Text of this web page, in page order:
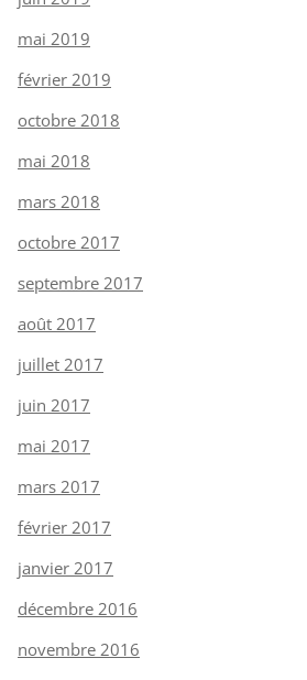
mai 2019
février 2019
octobre 2018
mai 2018
mars 2018
octobre 2017
septembre 2017
août 2017
juillet 2017
juin 2017
mai 2017
mars 2017
février 2017
janvier 2017
décembre 2016
novembre 2016